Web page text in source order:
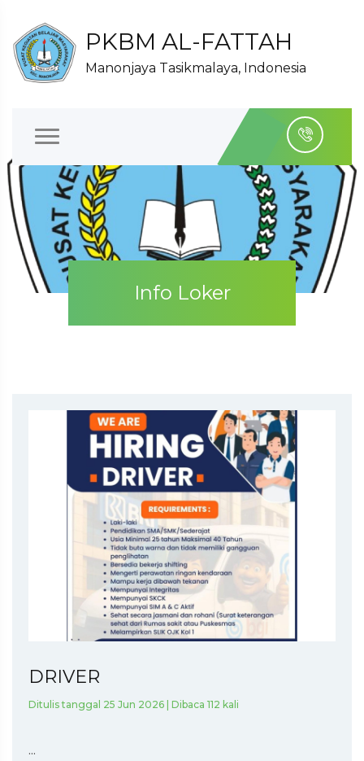
PKBM AL-FATTAH
Manonjaya Tasikmalaya, Indonesia
Info Loker
DRIVER
Ditulis tanggal 25 Jun 2026 | Dibaca 112 kali
...